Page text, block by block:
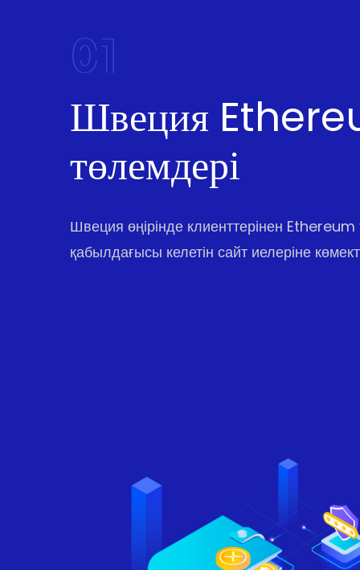
01
Швеция
төлемдері
Швеция өңірінде клиенттерінен Ethereum
қабылдағысы келетін сайт иелеріне